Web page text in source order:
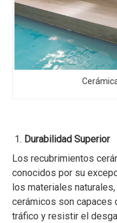
Durabilidad Superior
Los recubrimientos
conocidos por su
los materiales
cerámicos son capaces
tráfico y resistir el